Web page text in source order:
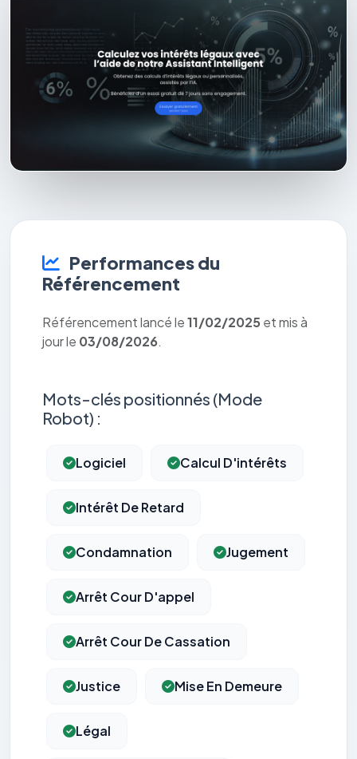
Performances du
Référencement
Référencement lancé le11/02/2025 et mis à
jour le 03/08/2026.
Mots-clés positionnés (Mode
Robot) :
Logiciel Calcul D'intérêts
Intérêt De Retard
Condamnation Jugement
Arrêt Cour D'appel
Arrêt Cour De Cassation
Justice Mise En Demeure
Légal